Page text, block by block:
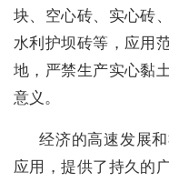
块、空心砖、实心砖
水利护坝砖等，应用
地，严禁生产实心黏
意义。
经济的高速发展
应用，提供了持久的